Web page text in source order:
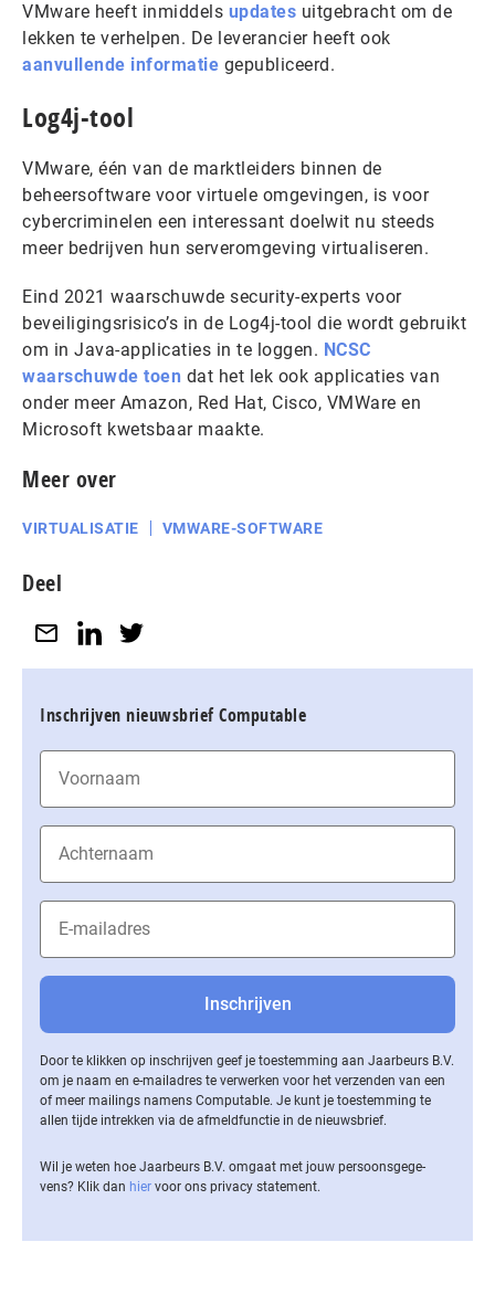
VMware heeft inmiddels updates uitgebracht om de
lekken te verhelpen. De leverancier heeft ook
aanvullende informatie gepubliceerd.
Log4j-tool
VMware, één van de marktleiders binnen de
beheersoftware voor virtuele omgevingen, is voor
cybercriminelen een interessant doelwit nu steeds
meer bedrijven hun serveromgeving virtualiseren.
Eind 2021 waarschuwde security-experts voor
beveiligingsrisico’s in de Log4j-tool die wordt gebruikt
om in Java-applicaties in te loggen. NCSC
waarschuwde toen dat het lek ook applicaties van
onder meer Amazon, Red Hat, Cisco, VMWare en
Microsoft kwetsbaar maakte.
Meer over
VIRTUALISATIE VMWARE-SOFTWARE
Deel
Inschrijven nieuwsbrief Computable
Door te klikken op inschrijven geef je toestemming aan Jaarbeurs B.V.
om je naam en e-mailadres te verwerken voor het verzenden van een
of meer mailings namens Computable. Je kunt je toestemming te
allen tijde intrekken via de af­meld­func­tie in de nieuwsbrief.
Wil je weten hoe Jaarbeurs B.V. omgaat met jouw per­soons­ge­ge­
vens? Klik dan hier voor ons privacy statement.